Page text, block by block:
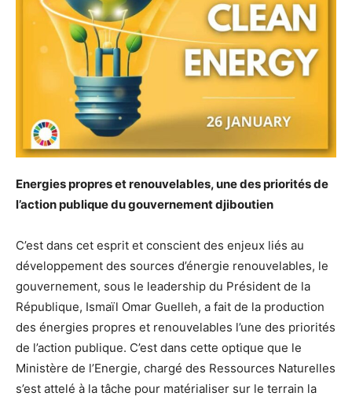
Energies propres et renouvelables, une des priorités de
l’action publique du gouvernement djiboutien
C’est dans cet esprit et conscient des enjeux liés au
développement des sources d’énergie renouvelables, le
gouvernement, sous le leadership du Président de la
République, Ismaïl Omar Guelleh, a fait de la production
des énergies propres et renouvelables l’une des priorités
de l’action publique. C’est dans cette optique que le
Ministère de l’Energie, chargé des Ressources Naturelles
s’est attelé à la tâche pour matérialiser sur le terrain la